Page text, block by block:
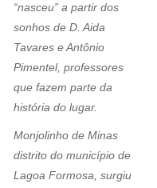
“nasceu” a partir dos
sonhos de D. Aida
Tavares e Antônio
Pimentel, professores
que fazem parte da
história do lugar.
Monjolinho de Minas
distrito do município de
Lagoa Formosa, surgiu